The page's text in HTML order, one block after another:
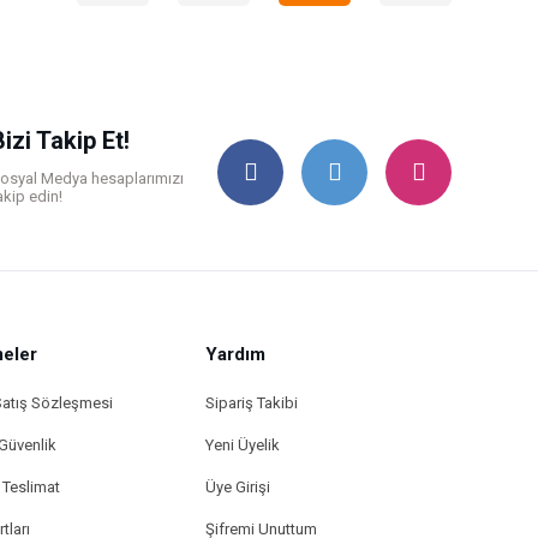
Takip Et!
Medya hesaplarımızı
edin!
Sözleşmesi
Yardım
Sipariş Takibi
Yeni Üyelik
Üye Girişi
Şifremi Unuttum